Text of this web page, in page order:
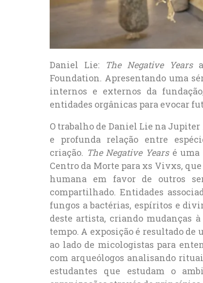
Daniel Lie: The Negative Years
Foundation. Apresentando uma
internos e externos da
entidades orgânicas para evocar
O trabalho de Daniel Lie na
e profunda relação entre
criação. The Negative Yearsé uma
Centro da Morte para xs Vivxs,
humana em favor de outros
compartilhado. Entidades
fungos a bactérias, espíritos e
deste artista, criando mudanças
tempo. A exposição é resultado de
ao lado de micologistas para
com arqueólogos analisando
estudantes que estudam o